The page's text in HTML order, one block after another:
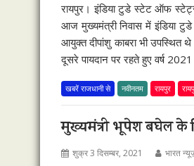
रायपुर। इंडिया टुडे स्टेट ऑफ
आज मुख्यमंत्री निवास में इंडिया
आयुक्त दीपांशु काबरा भी उपस्थित
दूसरे पायदान पर रहते हुए वर्ष
खबरें राजधानी से नवीनतम रायपुर
मुख्यमंत्री भूपेश बघेल के
शुक्र 3 दिसम्बर, 2021 भारत